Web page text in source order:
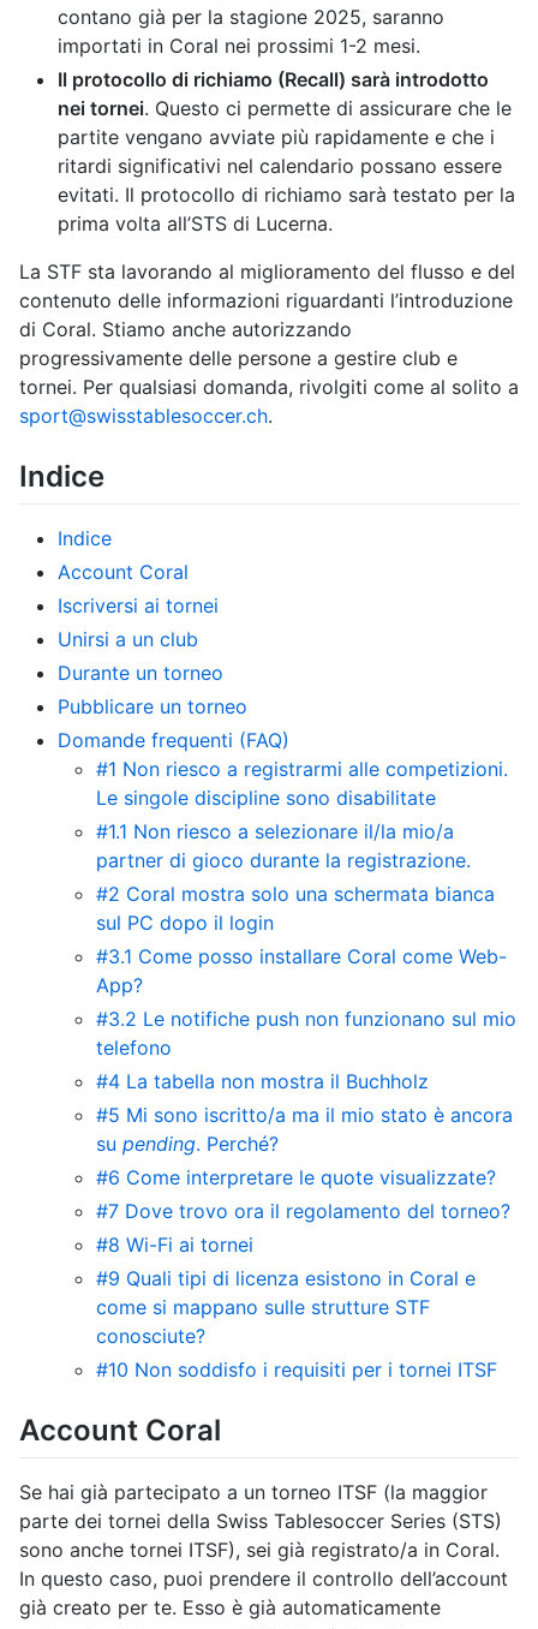
contano già per la stagione 2025, saranno
importati in Coral nei prossimi 1-2 mesi.
Il protocollo di richiamo (Recall) sarà introdotto
nei tornei. Questo ci permette di assicurare che le
partite vengano avviate più rapidamente e che i
ritardi significativi nel calendario possano essere
evitati. Il protocollo di richiamo sarà testato per la
prima volta all’STS di Lucerna.
La STF sta lavorando al miglioramento del flusso e del
contenuto delle informazioni riguardanti l’introduzione
di Coral. Stiamo anche autorizzando
progressivamente delle persone a gestire club e
tornei. Per qualsiasi domanda, rivolgiti come al solito a
sport@swisstablesoccer.ch.
Indice
Indice
Account Coral
Iscriversi ai tornei
Unirsi a un club
Durante un torneo
Pubblicare un torneo
Domande frequenti (FAQ)
#1 Non riesco a registrarmi alle competizioni.
Le singole discipline sono disabilitate
#1.1 Non riesco a selezionare il/la mio/a
partner di gioco durante la registrazione.
#2 Coral mostra solo una schermata bianca
sul PC dopo il login
#3.1 Come posso installare Coral come Web-
App?
#3.2 Le notifiche push non funzionano sul mio
telefono
#4 La tabella non mostra il Buchholz
#5 Mi sono iscritto/a ma il mio stato è ancora
su pending. Perché?
#6 Come interpretare le quote visualizzate?
#7 Dove trovo ora il regolamento del torneo?
#8 Wi-Fi ai tornei
#9 Quali tipi di licenza esistono in Coral e
come si mappano sulle strutture STF
conosciute?
#10 Non soddisfo i requisiti per i tornei ITSF
Account Coral
Se hai già partecipato a un torneo ITSF (la maggior
parte dei tornei della Swiss Tablesoccer Series (STS)
sono anche tornei ITSF), sei già registrato/a in Coral.
In questo caso, puoi prendere il controllo dell’account
già creato per te. Esso è già automaticamente